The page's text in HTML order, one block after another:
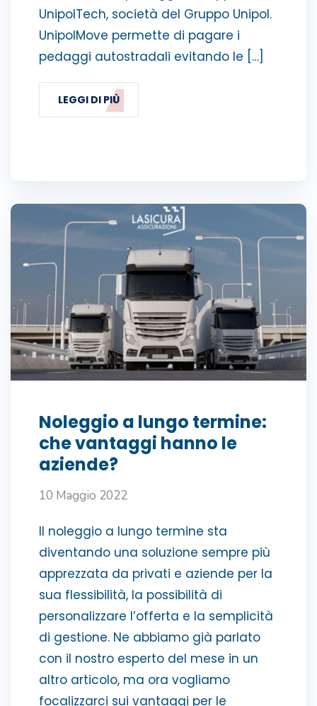
UnipolTech, società del Gruppo Unipol.
UnipolMove permette di pagare i
pedaggi autostradali evitando le […]
LEGGI DI PIÙ
Noleggio a lungo termine:
che vantaggi hanno le
aziende?
10 Maggio 2022
Il noleggio a lungo termine sta
diventando una soluzione sempre più
apprezzata da privati e aziende per la
sua flessibilità, la possibilità di
personalizzare l’offerta e la semplicità
di gestione. Ne abbiamo già parlato
con il nostro esperto del mese in un
altro articolo, ma ora vogliamo
focalizzarci sui vantaggi per le